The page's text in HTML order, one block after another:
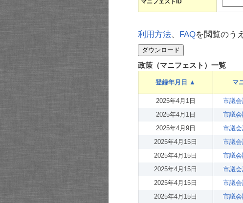
マニフェストID
利用方法、 FAQを閲覧のう
政策（マニフェスト）一覧
登録年月日 ▲ マ
2025年4月1日
市議
2025年4月1日
市議
2025年4月9日
市議
2025年4月15日
市議
2025年4月15日
市議
2025年4月15日
市議
2025年4月15日
市議
2025年4月15日
市議